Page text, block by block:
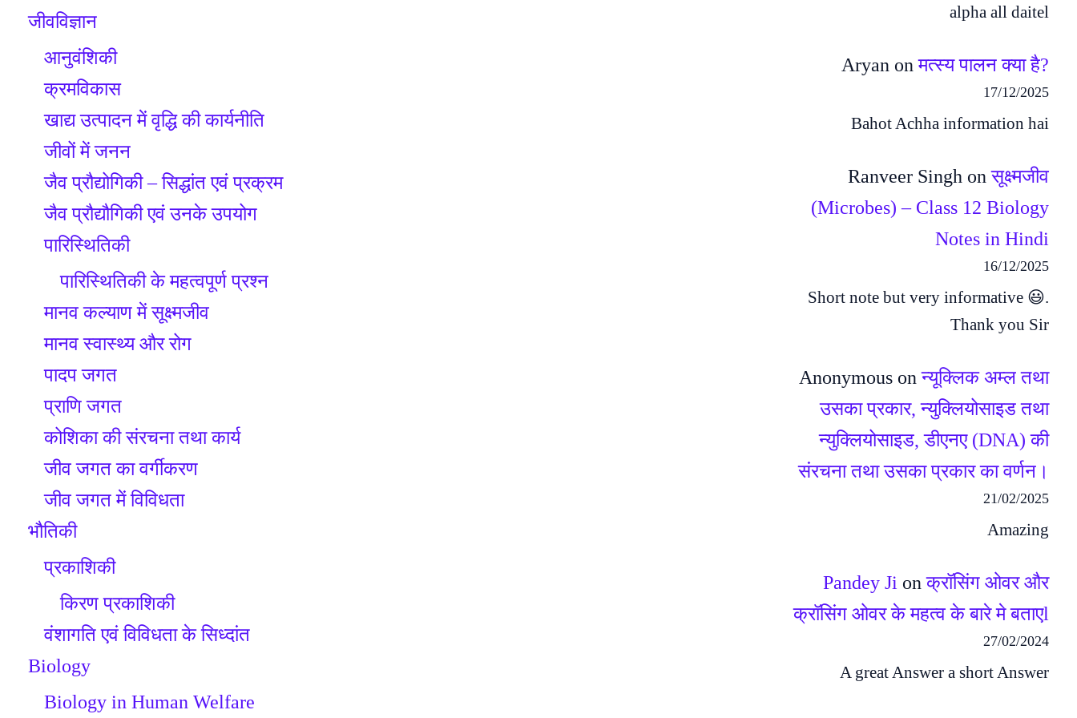
जीवविज्ञान
आनुवंशिकी
क्रमविकास
खाद्य उत्पादन में वृद्धि की कार्यनीति
जीवों में जनन
जैव प्रौद्योगिकी – सिद्धांत एवं प्रक्रम
जैव प्रौद्यौगिकी एवं उनके उपयोग
पारिस्थितिकी
पारिस्थितिकी के महत्वपूर्ण प्रश्न
मानव कल्याण में सूक्ष्मजीव
मानव स्वास्थ्य और रोग
पादप जगत
प्राणि जगत
कोशिका की संरचना तथा कार्य
जीव जगत का वर्गीकरण
जीव जगत में विविधता
भौतिकी
प्रकाशिकी
किरण प्रकाशिकी
वंशागति एवं विविधता के सिध्दांत
Biology
Biology in Human Welfare
alpha all daitel
Aryan onमत्स्य पालन क्या है?
17/12/2025
Bahot Achha information hai
Ranveer Singh onसूक्ष्मजीव
(Microbes) – Class 12 Biology
Notes in Hindi
16/12/2025
Short note but very informative 😃.
Thank you Sir
Anonymousonन्यूक्लिक अम्ल तथा
उसका प्रकार, न्युक्लियोसाइड तथा
न्युक्लियोसाइड, डीएनए (DNA) की
संरचना तथा उसका प्रकार का वर्णन।
21/02/2025
Amazing
Pandey Ji onक्रॉसिंग ओवर और
क्रॉसिंग ओवर के महत्व के बारे मे बताएl
27/02/2024
A great Answer a short Answer